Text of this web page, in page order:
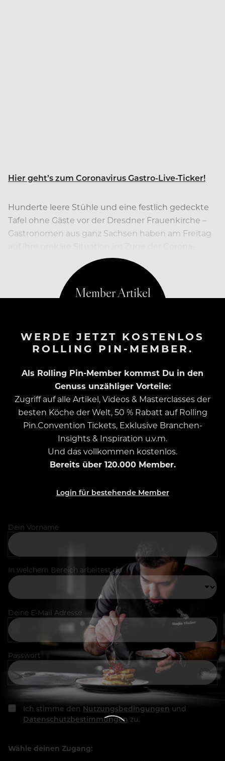
Hier geht’s zum Coronavirus Gastro-Live-Ticker!
Hunderte leere Stühle und eine festlich gedeckte
Tafel ohne Gäste vor der Dresdner Frauenkirche –
Gastronomen aus ganz Sachsen haben am Freitag
Pandemie aufmerksam gemacht.
WERDE JETZT KOSTENLOS
ROLLING PIN-MEMBER.
Als Rolling Pin-Member kommst Du in den
Genuss unzähliger Vorteile:
Zugriff auf alle Artikel, Videos & Masterclasses der
besten Köche der Welt, 50 % Rabatt auf Rolling
Pin.Convention Tickets, Exklusive Branchen-
Insights & Inspiration u.v.m.
Und das vollkommen kostenlos.
Bereits über 120.000 Member.
Login für bestehende Member
Dein Vorname
In welchem Bereich arbeitest du
Deine E-Mail Adresse
Passwort
Ich stimme den Nutzungsbedingungen und
Datenschutzbestimmungen zu.
Wähle deinen Zugang: